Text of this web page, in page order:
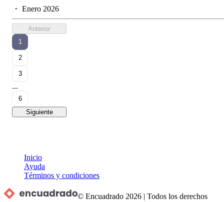
・ Enero 2026
Anterior
1
2
3
...
6
Siguiente
Inicio
Ayuda
Términos y condiciones
© Encuadrado 2026 |Todos los derechos